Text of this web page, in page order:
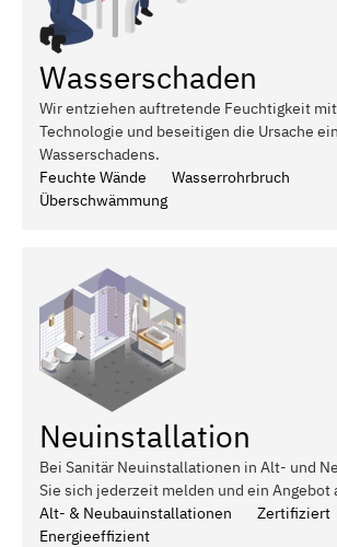
Wasserschaden
Wir entziehen auftretende Feuchtigkeit
Technologie und beseitigen die Ursache
Wasserschadens.
Feuchte Wände
Wasserrohrbruch
Überschwämmung
Neuinstallation
Bei Sanitär Neuinstallationen in Alt- und
Sie sich jederzeit melden und ein Angebot
Alt- & Neubauinstallationen
Zertifiziert
Energieeffizient